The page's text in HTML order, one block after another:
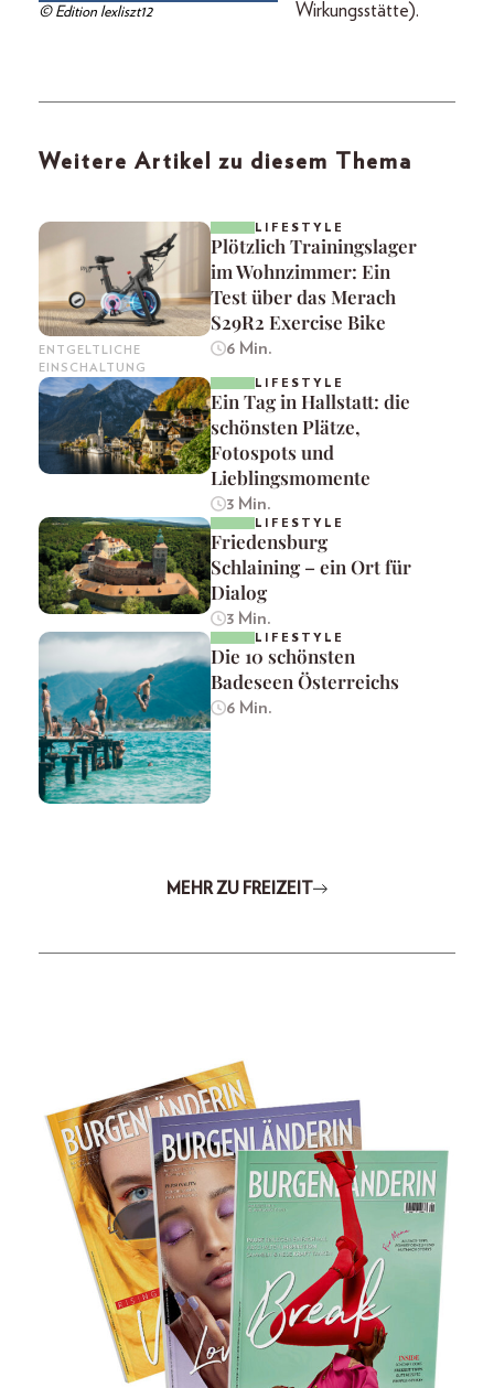
© Edition lexliszt12 Wirkungsstätte).
Weitere Artikel zu diesem Thema
ENTGELTLICHE
EINSCHALTUNG
LIFESTYLE
Plötzlich Trainingslager
im Wohnzimmer: Ein
Test über das Merach
S29R2 Exercise Bike
6 Min.
LIFESTYLE
Ein Tag in Hallstatt: die
schönsten Plätze,
Fotospots und
Lieblingsmomente
3 Min.
LIFESTYLE
Friedensburg
Schlaining – ein Ort für
Dialog
3 Min.
LIFESTYLE
Die 10 schönsten
Badeseen Österreichs
6 Min.
MEHR ZU FREIZEIT